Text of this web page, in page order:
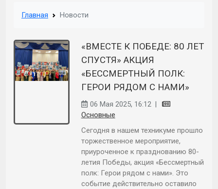
Главная Новости
«ВМЕСТЕ К ПОБЕДЕ: 80 ЛЕТ
СПУСТЯ» АКЦИЯ
«БЕССМЕРТНЫЙ ПОЛК:
ГЕРОИ РЯДОМ С НАМИ»
06 Мая 2025, 16:12 |
Основные
Сегодня в нашем техникуме прошло
торжественное мероприятие,
приуроченное к празднованию 80-
летия Победы, акция «Бессмертный
полк: Герои рядом с нами». Это
событие действительно оставило